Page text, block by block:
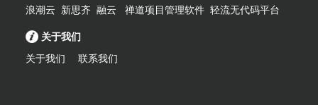
浪潮云
新思齐 融云 禅道项目管理软件 轻流无代码平台
关于我们
关于我们 联系我们